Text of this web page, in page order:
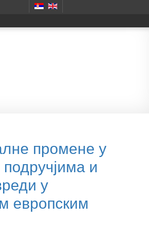
промене у
и
у
европским